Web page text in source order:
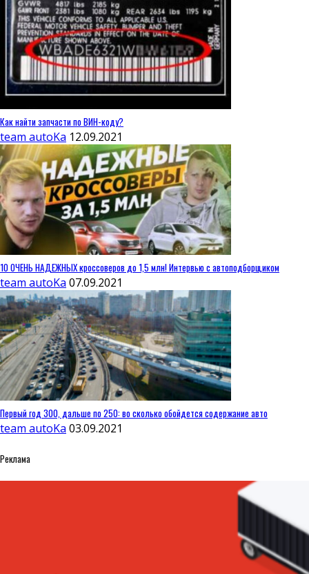
Как найти запчасти по ВИН-коду?
team autoKa 12.09.2021
10 ОЧЕНЬ НАДЕЖНЫХ кроссоверов до 1,5 млн! Интервью с автоподборщиком
team autoKa 07.09.2021
Первый год 300, дальше по 250: во сколько обойдется содержание авто
team autoKa 03.09.2021
Реклама